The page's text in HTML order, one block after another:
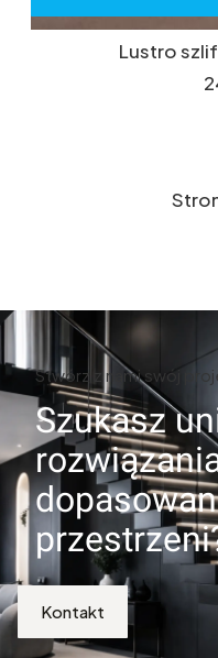
Lustro
Stwórz z nami swój
Szukasz
Kontakt